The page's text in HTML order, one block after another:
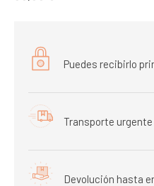
Puedes recibirlo
Transporte urgente
Devolución hasta